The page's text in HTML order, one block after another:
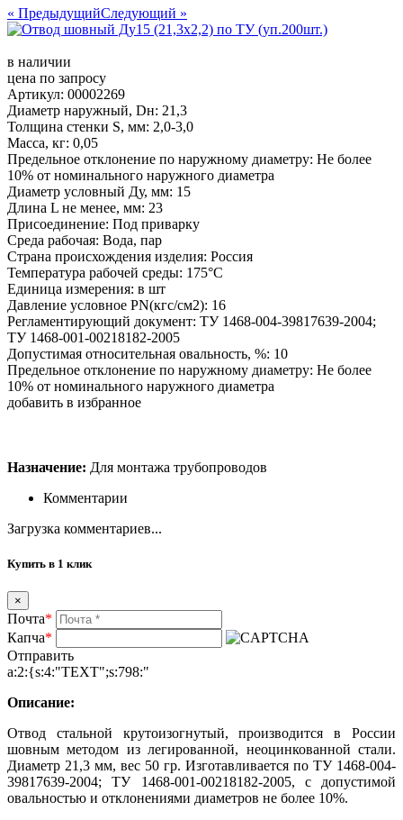
« ПредыдущийСледующий »
в наличии
цена по запросу
Артикул: 00002269
Диаметр наружный, Dн: 21,3
Толщина стенки S, мм: 2,0-3,0
Масса, кг: 0,05
Предельное отклонение по наружному диаметру: Не более
10% от номинального наружного диаметра
Диаметр условный Ду, мм: 15
Длина L не менее, мм: 23
Присоединение: Под приварку
Среда рабочая: Вода, пар
Страна происхождения изделия: Россия
Температура рабочей среды: 175°С
Единица измерения: в шт
Давление условное PN(кгс/см2): 16
Регламентирующий документ: ТУ 1468-004-39817639-2004;
ТУ 1468-001-00218182-2005
Допустимая относительная овальность, %: 10
Предельное отклонение по наружному диаметру: Не более
10% от номинального наружного диаметра
добавить в избранное
Назначение: Для монтажа трубопроводов
Комментарии
Загрузка комментариев...
Купить в 1 клик
×
Почта*
Капча*
Отправить
a:2:{s:4:"TEXT";s:798:"
Описание:
Отвод стальной крутоизогнутый, производится в России
шовным методом из легированной, неоцинкованной стали.
Диаметр 21,3 мм, вес 50 гр. Изготавливается по ТУ 1468-004-
39817639-2004; ТУ 1468-001-00218182-2005, с допустимой
овальностью и отклонениями диаметров не более 10%.